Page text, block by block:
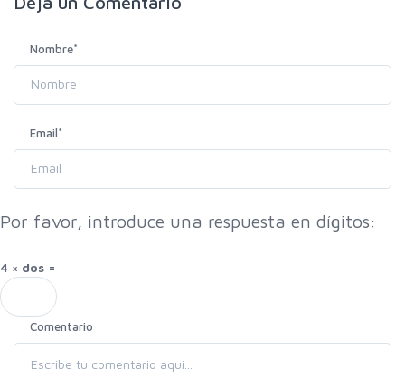
Nombre*
Email*
Por favor, introduce una respuesta en dígitos:
4 × dos =
Comentario